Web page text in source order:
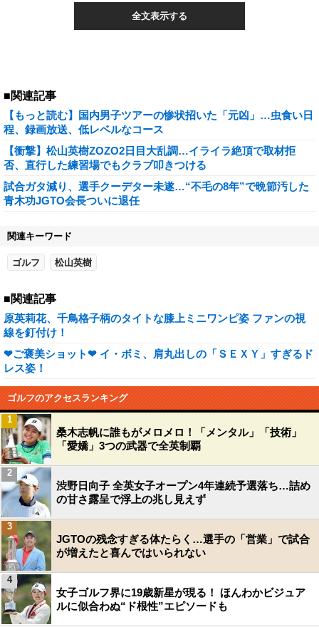
全文表示する
■関連記事
【もっと読む】国内男子ツアーの惨状招いた「元凶」…虫食い日
程、録画放送、低レベルなコース
【衝撃】松山英樹ZOZO2日目大乱調…イライラ絶頂で取材拒
否、直行した練習場でもクラブ叩きつける
試合ガタ減り、選手クーデター未遂…“不毛の8年”で晩節汚した
青木功JGTO会長ついに退任
関連キーワード
ゴルフ 松山英樹
■関連記事
原英莉花、千鳥格子柄のタイトな膝上ミニワンピ姿 ファンの視
線を釘付け！
❤ご褒美ショット❤ イ・ボミ、肩丸出しの「ＳＥＸＹ」すぎるド
レス姿！
ゴルフのアクセスランキング
桑木志帆に誰もがメロメロ！「メンタル」「技術」
「愛嬌」3つの武器で全英制覇
1
渋野日向子 全英女子オープン4年連続予選落ち…詰め
の甘さ露呈で浮上の兆し見えず
2
JGTOの残念すぎる体たらく…選手の「営業」で試合
が増えたと喜んではいられない
3
女子ゴルフ界に19歳新星が現る！ ほんわかビジュア
ルに似合わぬ“ド根性”エピソードも
4